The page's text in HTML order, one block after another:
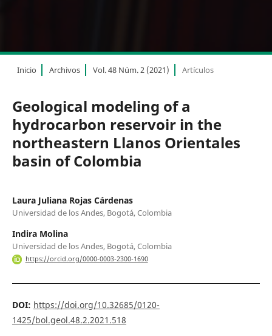
Inicio Archivos Vol. 48 Núm. 2 (2021) Artículos
Geological modeling of a
hydrocarbon reservoir in the
northeastern Llanos Orientales
basin of Colombia
Laura Juliana Rojas Cárdenas
Universidad de los Andes, Bogotá, Colombia
Indira Molina
Universidad de los Andes, Bogotá, Colombia
https://orcid.org/0000-0003-2300-1690
DOI: https://doi.org/10.32685/0120-
1425/bol.geol.48.2.2021.518